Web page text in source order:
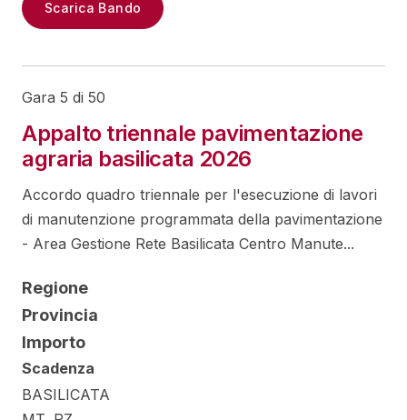
Scarica Bando
Gara 5 di 50
Appalto triennale pavimentazione
agraria basilicata 2026
Accordo quadro triennale per l'esecuzione di lavori
di manutenzione programmata della pavimentazione
- Area Gestione Rete Basilicata Centro Manute...
Regione
Provincia
Importo
Scadenza
BASILICATA